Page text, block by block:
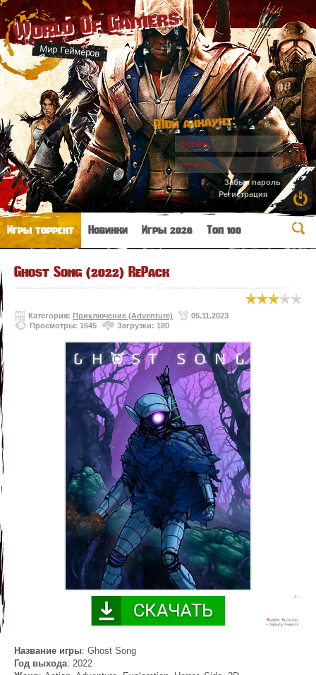
World Of Gamers
Мир Геймеров
Мой аккаунт:
Забыл пароль
Регистрация
Игры торрент Новинки Игры 2026 Топ 100
Ghost Song (2022) RePack
Категория: Приключение (Adventure)
05.11.2023
Просмотры: 1645
Загрузки: 180
Название игры: Ghost Song
Год выхода: 2022